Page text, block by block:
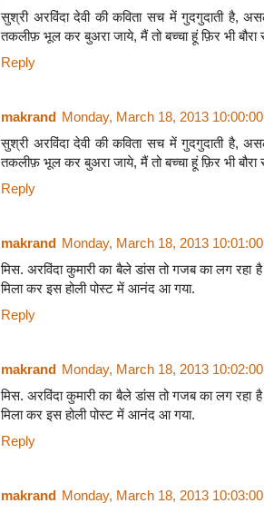
सुश्री अरविंदा देवी की कविता सच में गुदगुदाती है,
तकलीफ़ भूल कर बुअरा जाये, मैं तो बच्चा हूं फ़िर भी बौरा
Reply
makrand Monday, March 18, 2013
सुश्री अरविंदा देवी की कविता सच में गुदगुदाती है,
तकलीफ़ भूल कर बुअरा जाये, मैं तो बच्चा हूं फ़िर भी बौरा
Reply
makrand Monday, March 18, 2013
मिस. अरविंदा कुमारी का बैले डांस तो गजब का लग
मिला कर इस होली पोस्ट में आनंद आ गया.
Reply
makrand Monday, March 18, 2013
मिस. अरविंदा कुमारी का बैले डांस तो गजब का लग
मिला कर इस होली पोस्ट में आनंद आ गया.
Reply
makrand Monday, March 18, 2013